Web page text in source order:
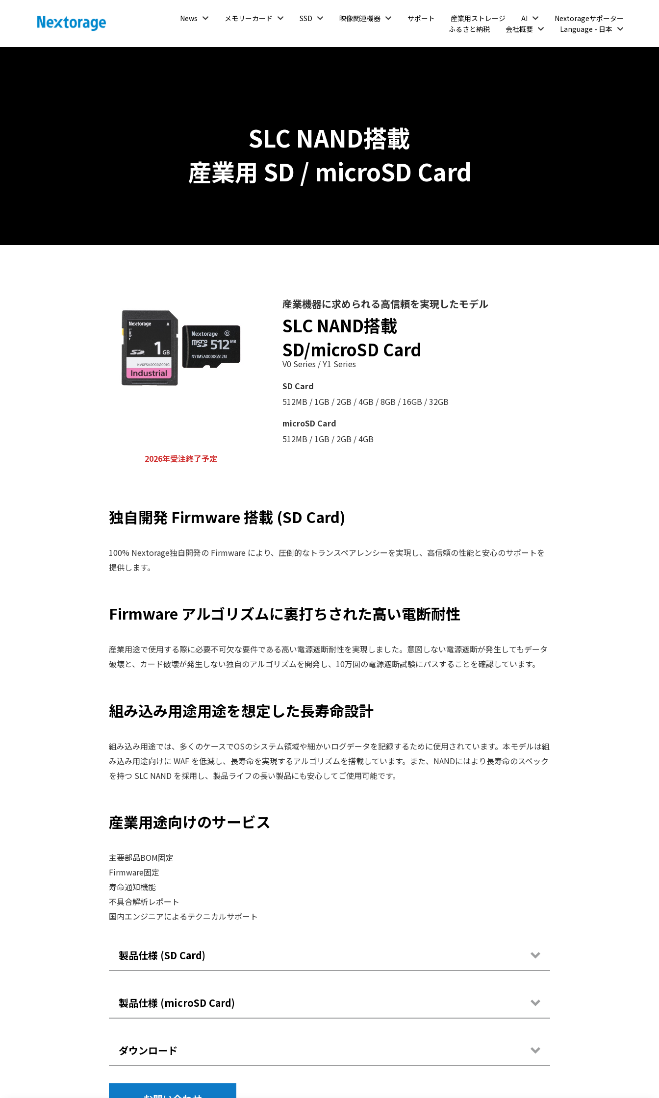
News 開 メモリーカード 開 SSD 開 映像関連機器 開 サポート 産業用ストレージ AI 開
く
Nextorageサポーター
ふるさと納税
会社概要 開 Language - 日本 開
SLC NAND搭載
産業用 SD / microSD Card
2026年受注終了予定
SLC NAND搭載
SD/microSD Card
産業機器に求められる高信頼を実現したモデル
V0 Series / Y1 Series
SD Card
512MB / 1GB / 2GB / 4GB / 8GB / 16GB / 32GB
microSD Card
512MB / 1GB / 2GB / 4GB
独自開発 Firmware 搭載 (SD Card)
100% Nextorage独自開発の Firmware により、圧倒的なトランスペアレンシーを実現し、高信頼の性能と安心のサポートを
提供します。
Firmware アルゴリズムに裏打ちされた高い電断耐性
産業用途で使用する際に必要不可欠な要件である高い電源遮断耐性を実現しました。意図しない電源遮断が発生してもデータ
破壊と、カード破壊が発生しない独自のアルゴリズムを開発し、10万回の電源遮断試験にパスすることを確認しています。
組み込み用途用途を想定した長寿命設計
組み込み用途では、多くのケースでOSのシステム領域や細かいログデータを記録するために使用されています。本モデルは組
み込み用途向けに WAF を低減し、長寿命を実現するアルゴリズムを搭載しています。また、NANDにはより長寿命のスペック
を持つ SLC NAND を採用し、製品ライフの長い製品にも安心してご使用可能です。
産業用途向けのサービス
主要部品BOM固定
Firmware固定
寿命通知機能
不具合解析レポート
国内エンジニアによるテクニカルサポート
製品仕様 (SD Card)
モデル
NV0FSA0000G512M (512MB)
NV0FSA1000G004G (4GB)
NV0FSA1000G008G (8GB)
NV0FSA1000G016G (16GB)
NV0FSA1000G032G (32GB)
製品仕様 (microSD Card)
モデル
NY1MSA0000G002G (2GB)
ダウンロード
データシート SLC NAND 搭載 SD Card V0 シリーズ